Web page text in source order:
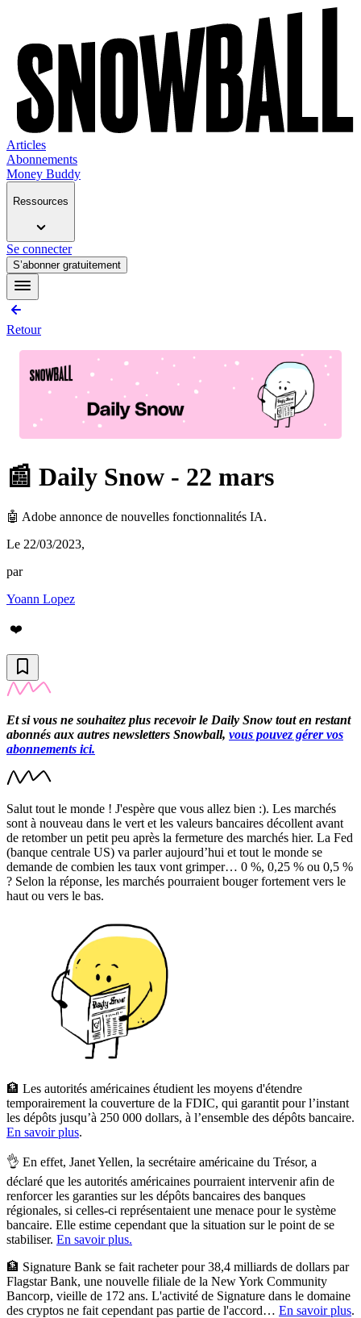
Articles
Abonnements
Money Buddy
Ressources
Se connecter
S’abonner gratuitement
Retour
📰 Daily Snow - 22 mars
🤖 Adobe annonce de nouvelles fonctionnalités IA.
Le 22/03/2023,
par
Yoann Lopez
❤️
Et si vous ne souhaitez plus recevoir le Daily Snow tout en restant
abonnés aux autres newsletters Snowball, vous pouvez gérer vos
abonnements ici.
Salut tout le monde ! J'espère que vous allez bien :). Les marchés
sont à nouveau dans le vert et les valeurs bancaires décollent avant
de retomber un petit peu après la fermeture des marchés hier. La Fed
(banque centrale US) va parler aujourd’hui et tout le monde se
demande de combien les taux vont grimper… 0 %, 0,25 % ou 0,5 %
? Selon la réponse, les marchés pourraient bouger fortement vers le
haut ou vers le bas.
🏦 Les autorités américaines étudient les moyens d'étendre
temporairement la couverture de la FDIC, qui garantit pour l’instant
les dépôts jusqu’à 250 000 dollars, à l’ensemble des dépôts bancaire.
En savoir plus.
👌 En effet, Janet Yellen, la secrétaire américaine du Trésor, a
déclaré que les autorités américaines pourraient intervenir afin de
renforcer les garanties sur les dépôts bancaires des banques
régionales, si celles-ci représentaient une menace pour le système
bancaire. Elle estime cependant que la situation sur le point de se
stabiliser. En savoir plus.
🏦 Signature Bank se fait racheter pour 38,4 milliards de dollars par
Flagstar Bank, une nouvelle filiale de la New York Community
Bancorp, vieille de 172 ans. L'activité de Signature dans le domaine
des cryptos ne fait cependant pas partie de l'accord… En savoir plus.